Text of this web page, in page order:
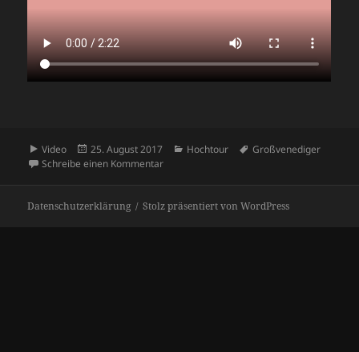
Format
Video
Veröffentlicht
am
25. August 2017 Kategorien
Hochtour Schlagwörter
Großvenediger
Schreibe einen Kommentarzu Großvenediger
Datenschutzerklärung Stolz präsentiert von WordPress